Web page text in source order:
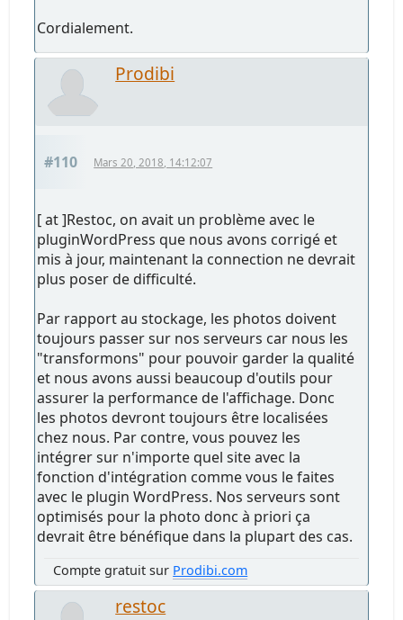
Cordialement.
Prodibi
#110 Mars 20, 2018, 14:12:07
[ at ]Restoc, on avait un problème avec le
pluginWordPress que nous avons corrigé et
mis à jour, maintenant la connection ne devrait
plus poser de difficulté.
Par rapport au stockage, les photos doivent
toujours passer sur nos serveurs car nous les
"transformons" pour pouvoir garder la qualité
et nous avons aussi beaucoup d'outils pour
assurer la performance de l'affichage. Donc
les photos devront toujours être localisées
chez nous. Par contre, vous pouvez les
intégrer sur n'importe quel site avec la
fonction d'intégration comme vous le faites
avec le plugin WordPress. Nos serveurs sont
optimisés pour la photo donc à priori ça
devrait être bénéfique dans la plupart des cas.
Compte gratuit sur Prodibi.com
restoc